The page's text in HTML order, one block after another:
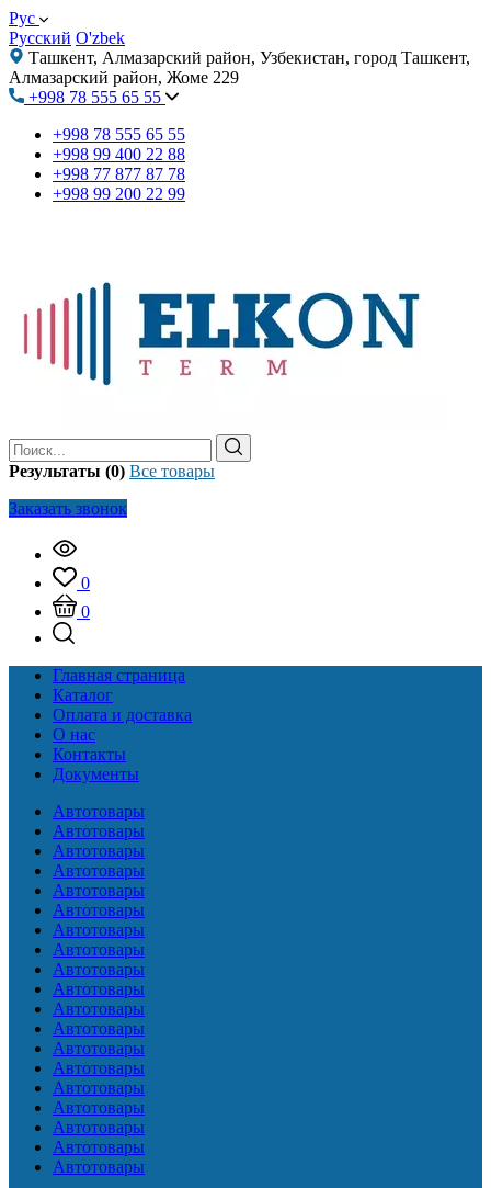
Рус
Русский O'zbek
Ташкент, Алмазарский район, Узбекистан, город Ташкент,
Алмазарский район, Жоме 229
+998 78 555 65 55
+998 78 555 65 55
+998 99 400 22 88
+998 77 877 87 78
+998 99 200 22 99
Результаты (0) Все товары
Заказать звонок
0
0
Главная страница
Каталог
Оплата и доставка
О нас
Контакты
Документы
Автотовары
Автотовары
Автотовары
Автотовары
Автотовары
Автотовары
Автотовары
Автотовары
Автотовары
Автотовары
Автотовары
Автотовары
Автотовары
Автотовары
Автотовары
Автотовары
Автотовары
Автотовары
Автотовары